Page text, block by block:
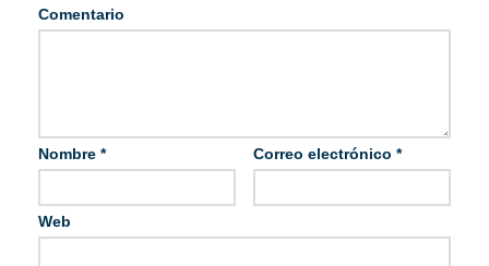
Comentario
Nombre * Correo electrónico *
Web